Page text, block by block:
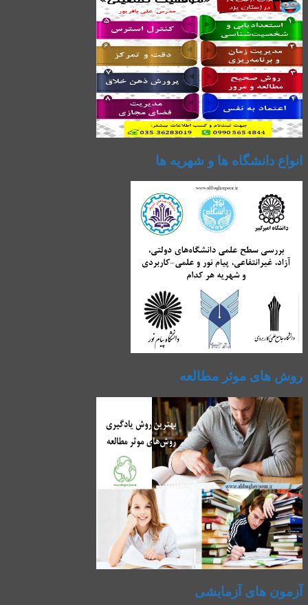
انواع دانشگاه ها و شهریه ها
روش های موثر مطالعه
آزمون های آزمایشی